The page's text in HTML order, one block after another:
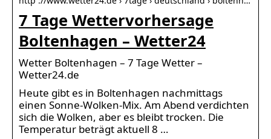
7 Tage Wettervorhersage
Boltenhagen – Wetter24
Wetter Boltenhagen – 7 Tage Wetter –
Wetter24.de
Heute gibt es in Boltenhagen nachmittags
einen Sonne-Wolken-Mix. Am Abend verdichten
sich die Wolken, aber es bleibt trocken. Die
Temperatur beträgt aktuell 8 …